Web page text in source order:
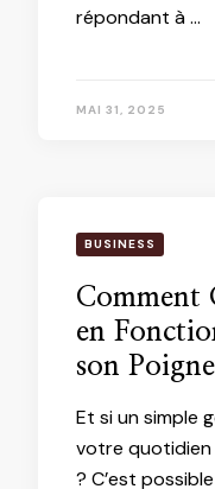
répondant à …
MAI 31, 2025
BUSINESS
Comment
en
son
Et si un simple
votre quotidien
? C’est